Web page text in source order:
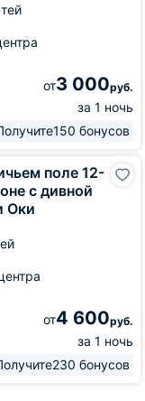
от3 000руб.
за 1 ночь
150 бонусов
поле 12-
с дивной
Оки
от4 600руб.
за 1 ночь
230 бонусов